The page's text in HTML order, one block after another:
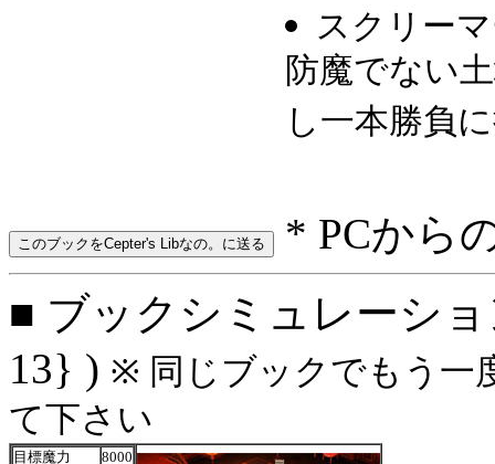
スクリー
防魔でない
し一本勝負
* PCから
■ ブックシミュレーシ
13} ) ※ 同じブックでもう一
て下さい
目標魔力 8000